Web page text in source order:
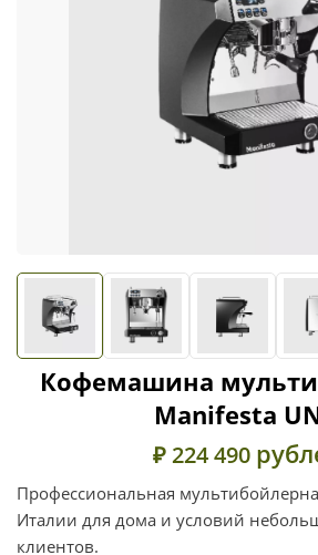
Кофемашина
Manifesta
₽ 224 490
Профессиональная
Италии для дома и условий
клиентов.